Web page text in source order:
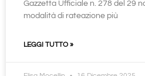
Gazzetta Ufficiale n. 278 del 29
modalità di rateazione più
LEGGI TUTTO »